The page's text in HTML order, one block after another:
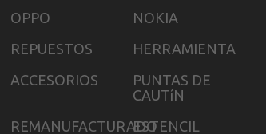
OPPO
NOKIA
REPUESTOS
HERRAMIENTA
ACCESORIOS
PUNTAS DE
CAUTíN
REMANUFACTURADOESTENCIL